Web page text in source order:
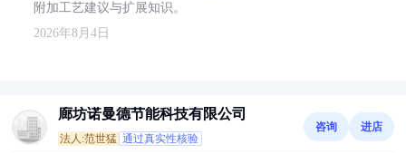
附加工艺建议与扩展知识。
2026年8月4日
廊坊诺曼德节能科技有限公司
法人:范世猛 通过真实性核验
咨询 进店